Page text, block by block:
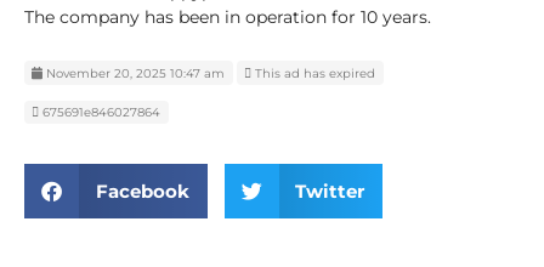
The company has been in operation for 10 years.
November 20, 2025 10:47 am This ad has expired
675691e846027864
Facebook Twitter